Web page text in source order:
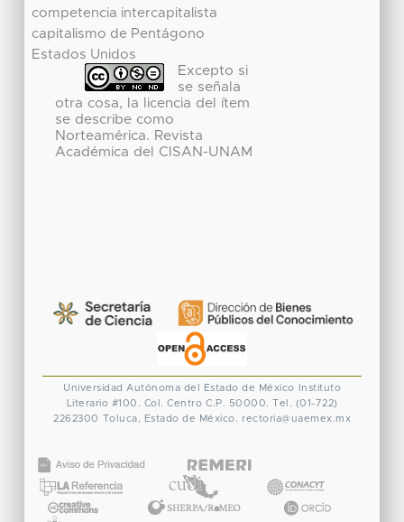
competencia intercapitalista
capitalismo de Pentágono
Estados Unidos
Excepto si
se señala
otra cosa, la licencia del ítem
se describe como
Norteamérica. Revista
Académica del CISAN-UNAM
Universidad Autónoma del Estado de México
Instituto
Literario #100. Col. Centro C.P. 50000. Tel. (01-722)
2262300 Toluca, Estado de México. rectoria@uaemex.mx